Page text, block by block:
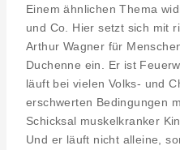
Einem ähnlichen Thema
und Co. Hier setzt sich mit
Arthur Wagner für
Duchenne ein. Er ist
läuft bei vielen Volks- und
erschwerten Bedingungen
Schicksal muskelkranker
Und er läuft nicht alleine,